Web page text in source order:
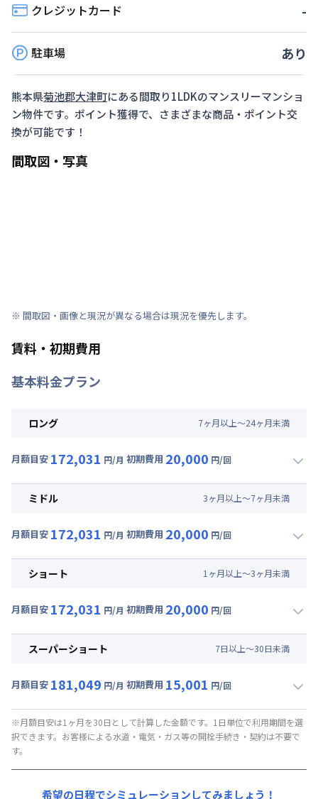
クレジットカード -
駐車場 あり
熊本県菊池郡大津町にある間取り1LDKのマンスリーマンショ
ン物件です。ポイント獲得で、さまざまな商品・ポイント交
換が可能です！
間取図・写真
※ 間取図・画像と現況が異なる場合は現況を優先します。
賃料・初期費用
基本料金プラン
ロング 7ヶ月以上～24ヶ月未満
月額目安 172,031 円/月 初期費用 20,000 円/回
月額賃料目安(30日利用)
光熱費他 : 27,300円/月 (910円/日) (税抜)
その他費用 :
ミドル 3ヶ月以上～7ヶ月未満
月額目安 172,031 円/月 初期費用 20,000 円/回
月額賃料目安(30日利用)
光熱費他 : 27,300円/月 (910円/日) (税抜)
その他費用 :
ショート 1 ヶ月以上～3ヶ月未満
月額目安 172,031 円/月 初期費用 20,000 円/回
月額賃料目安(30日利用)
光熱費他 : 27,300円/月 (910円/日) (税抜)
その他費用 :
トータルサポート費: 910円/月 (税抜)
スーパーショート 7日以上～30日未満
月額目安 181,049 円/月 初期費用 15,001 円/回
月額賃料目安(30日利用)
賃料 : 136,380円/月 (4,546円/日) (税抜)
光熱費他 :
※月額目安は1ヶ月を30日として計算した金額です。1日単位で利用期間を選
択できます。お客様による水道・電気・ガス等の開栓手続き・契約は不要で
す。
希望の日程でシミュレーションしてみましょう！